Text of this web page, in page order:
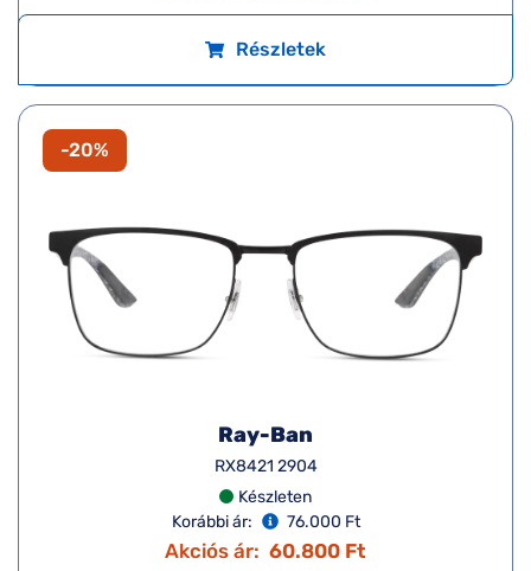
Részletek
-20%
Ray-Ban
RX8421 2904
Készleten
Korábbi ár:
76.000 Ft
Akciós ár: 60.800 Ft